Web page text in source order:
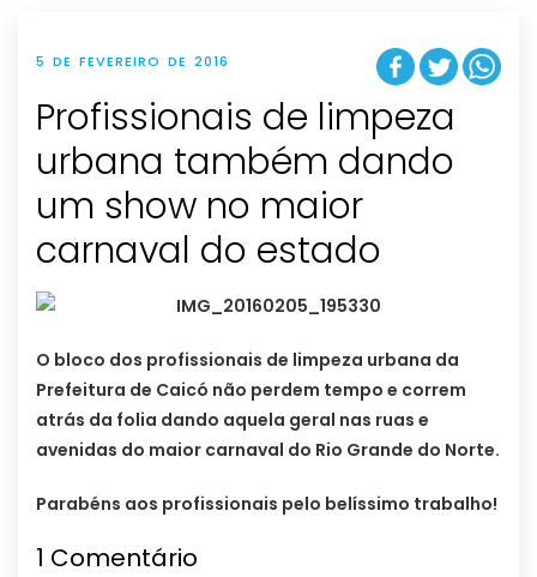
5 DE FEVEREIRO DE 2016
Profissionais de limpeza
urbana também dando
um show no maior
carnaval do estado
O bloco dos profissionais de limpeza urbana da
Prefeitura de Caicó não perdem tempo e correm
atrás da folia dando aquela geral nas ruas e
avenidas do maior carnaval do Rio Grande do Norte.
Parabéns aos profissionais pelo belíssimo trabalho!
1 Comentário